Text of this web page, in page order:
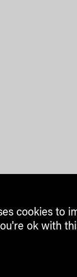
cookies to
ok with